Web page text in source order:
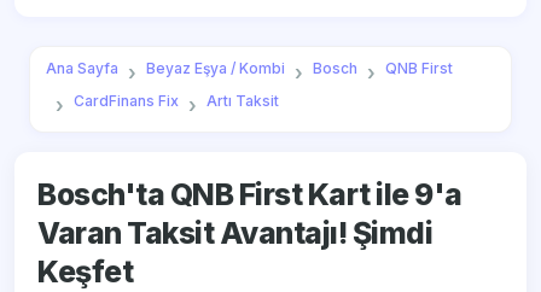
Ana Sayfa Beyaz Eşya / Kombi Bosch
QNB First
CardFinans Fix
Artı Taksit
Bosch'ta QNB First Kart ile 9'a
Varan Taksit Avantajı! Şimdi
Keşfet